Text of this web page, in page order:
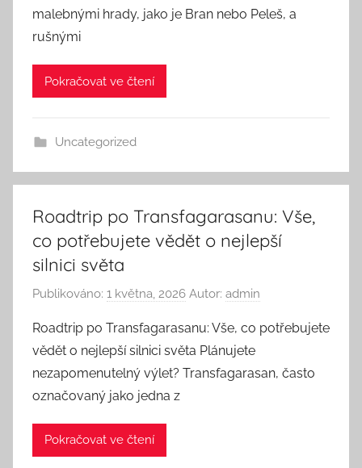
malebnými hrady, jako je Bran nebo Peleš, a
rušnými
Pokračovat ve čtení
Uncategorized
Roadtrip po Transfagarasanu: Vše,
co potřebujete vědět o nejlepší
silnici světa
Publikováno: 1 května, 2026 Autor: admin
Roadtrip po Transfagarasanu: Vše, co potřebujete
vědět o nejlepší silnici světa Plánujete
nezapomenutelný výlet? Transfagarasan, často
označovaný jako jedna z
Pokračovat ve čtení